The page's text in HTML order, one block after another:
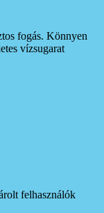
fogás. Könnyen
vízsugarat
felhasználók